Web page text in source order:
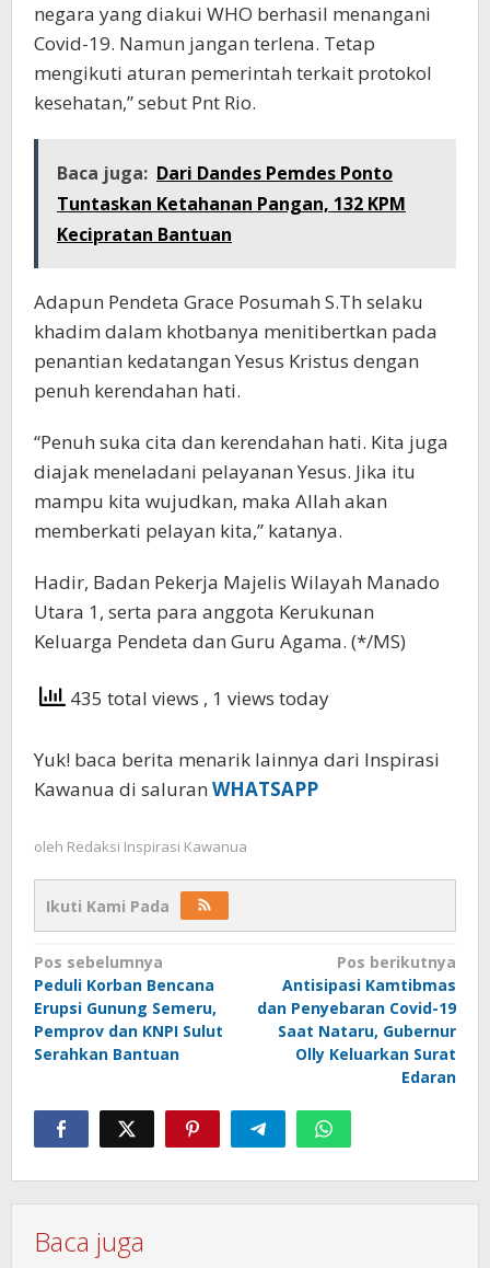
negara yang diakui WHO berhasil menangani
Covid-19. Namun jangan terlena. Tetap
mengikuti aturan pemerintah terkait protokol
kesehatan,” sebut Pnt Rio.
Baca juga: Dari Dandes Pemdes Ponto
Tuntaskan Ketahanan Pangan, 132 KPM
Kecipratan Bantuan
Adapun Pendeta Grace Posumah S.Th selaku
khadim dalam khotbanya menitibertkan pada
penantian kedatangan Yesus Kristus dengan
penuh kerendahan hati.
“Penuh suka cita dan kerendahan hati. Kita juga
diajak meneladani pelayanan Yesus. Jika itu
mampu kita wujudkan, maka Allah akan
memberkati pelayan kita,” katanya.
Hadir, Badan Pekerja Majelis Wilayah Manado
Utara 1, serta para anggota Kerukunan
Keluarga Pendeta dan Guru Agama. (*/MS)
435 total views , 1 views today
Yuk! baca berita menarik lainnya dari Inspirasi
Kawanua di saluran WHATSAPP
oleh Redaksi Inspirasi Kawanua
Ikuti Kami Pada
Navigasi
pos
Pos sebelumnya
Peduli Korban Bencana
Erupsi Gunung Semeru,
Pemprov dan KNPI Sulut
Serahkan Bantuan
Pos berikutnya
Antisipasi Kamtibmas
dan Penyebaran Covid-19
Saat Nataru, Gubernur
Olly Keluarkan Surat
Edaran
Baca juga